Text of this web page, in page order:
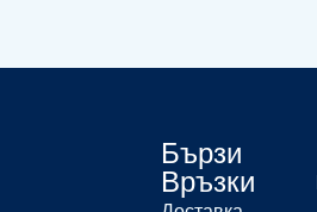
Бързи
Връзки